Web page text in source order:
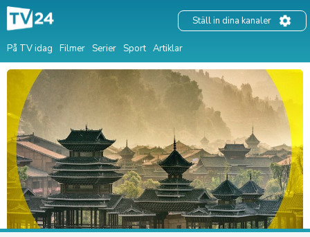
På TV idag Filmer Serier Sport Artiklar
Ställ in dina kanaler